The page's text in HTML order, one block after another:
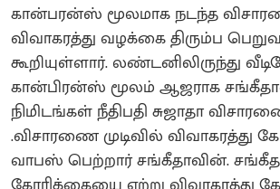
கான்பரன்ஸ் மூலமாக நடந்த
விவாகரத்து வழக்கை திரும்ப
கூறியுள்ளார். லண்டனிலிருந்து
கான்பிரன்ஸ் மூலம் ஆஜராக
நிமிடங்கள் நீதிபதி சுஜாதா
.விசாரணை முடிவில் விவாகரத்து
வாபஸ் பெற்றார் சங்கீதாவின்.